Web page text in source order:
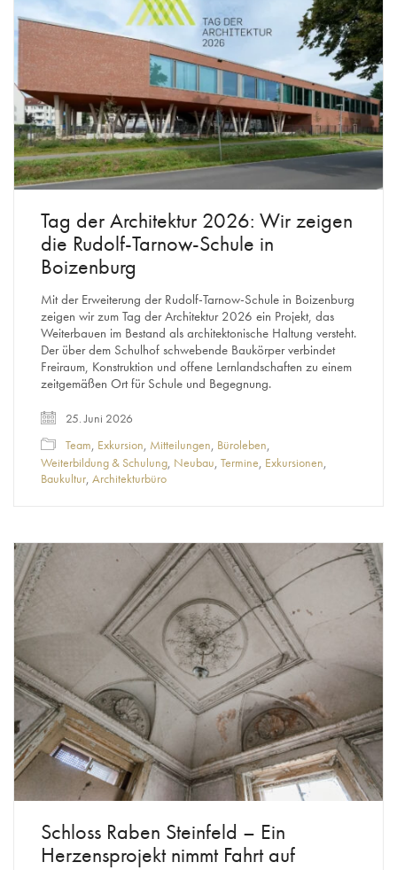
Tag der Architektur 2026: Wir zeigen
die Rudolf-Tarnow-Schule in
Boizenburg
Mit der Erweiterung der Rudolf-Tarnow-Schule in Boizenburg
zeigen wir zum Tag der Architektur 2026 ein Projekt, das
Weiterbauen im Bestand als architektonische Haltung versteht.
Der über dem Schulhof schwebende Baukörper verbindet
Freiraum, Konstruktion und offene Lernlandschaften zu einem
zeitgemäßen Ort für Schule und Begegnung.
25. Juni 2026
Team, Exkursion, Mitteilungen, Büroleben,
Weiterbildung & Schulung, Neubau, Termine, Exkursionen,
Baukultur, Architekturbüro
Schloss Raben Steinfeld – Ein
Herzensprojekt nimmt Fahrt auf